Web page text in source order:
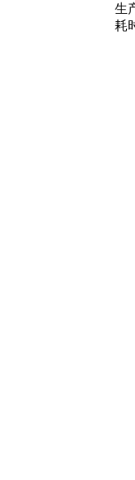
生
耗